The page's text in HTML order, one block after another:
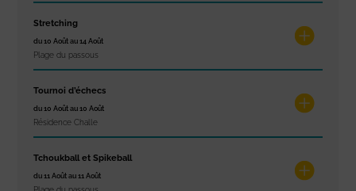
Stretching
du 10 Août au 14 Août
Plage du passous
Tournoi d’échecs
du 10 Août au 10 Août
Résidence Challe
Tchoukball et Spikeball
du 11 Août au 11 Août